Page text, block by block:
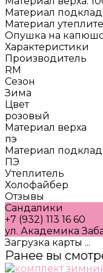
Материал
Материал
Опушка на
Характеристики
Производитель
RM
Сезон
Зима
Цвет
розовый
Материал верха
пэ
Материал
ПЭ
Утеплитель
Холофайбер
Отзывы
Сандалики
+7 (932) 113 16 60
ул. Академика
Загрузка карты ...
Ранее вы